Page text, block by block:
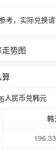
考，实际兑换
势图
算
人民币兑韩元
韩